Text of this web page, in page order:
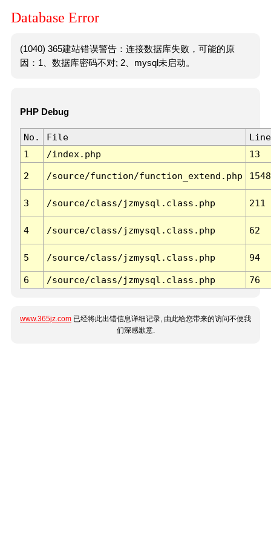
Database Error
(1040) 365建站错误警告：连接数据库失败，可能的原
因：1、数据库密码不对; 2、mysql未启动。
PHP Debug
No. File
Line
1
/index.php 13
2 /source/function/function_extend.php 1548
3 /source/class/jzmysql.class.php 211
4 /source/class/jzmysql.class.php 62
5 /source/class/jzmysql.class.php 94
6 /source/class/jzmysql.class.php 76
www.365jz.com 已经将此出错信息详细记录, 由此给您带来的访问不便我
们深感歉意.